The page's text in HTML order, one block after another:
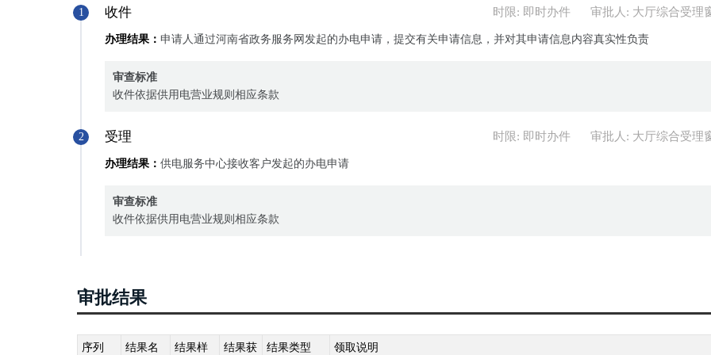
1 收件 时限: 即时办件 审批人: 大厅综合受理
办理结果： 申请人通过河南省政务服务网发起的办电申请，提交有关申请信息，并对其申请信息内容真实性负责
审查标准
收件依据供用电营业规则相应条款
2 受理 时限: 即时办件 审批人: 大厅综合受理
办理结果： 供电服务中心接收客户发起的办电申请
审查标准
收件依据供用电营业规则相应条款
审批结果
序列 结果名 结果样 结果获 结果类型 领取说明